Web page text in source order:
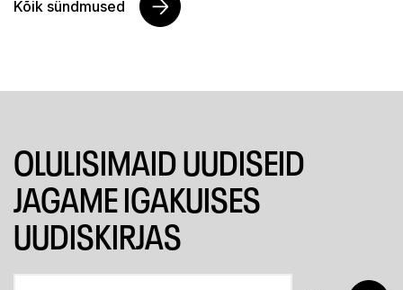
Kõik sündmused
OLULISIMAID UUDISEID
JAGAME IGAKUISES
UUDISKIRJAS